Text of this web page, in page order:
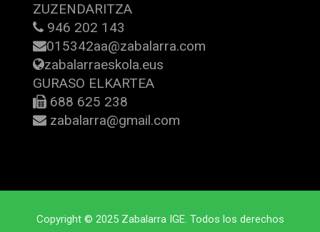
ZUZENDARITZA
946 202 143
015342aa@zabalarra.com
zabalarraeskola.eus
GURASO ELKARTEA
688 625 238
zabalarra@gmail.com
Copyright © 2025 Zabalarra IGE. Todos los derechos